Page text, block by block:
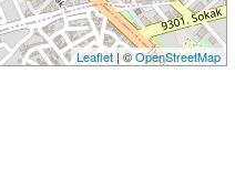
Leaflet| ©OpenStreetMap